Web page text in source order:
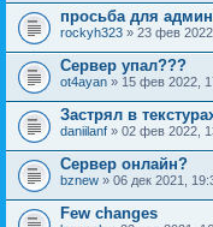
просьба для
rockyh323 » 23 фев
Сервер упал???
ot4ayan » 15 фев 2022,
Застрял в
daniilanf » 02 фев 2022,
Сервер онлайн?
bznew » 06 дек 2021,
Few changes